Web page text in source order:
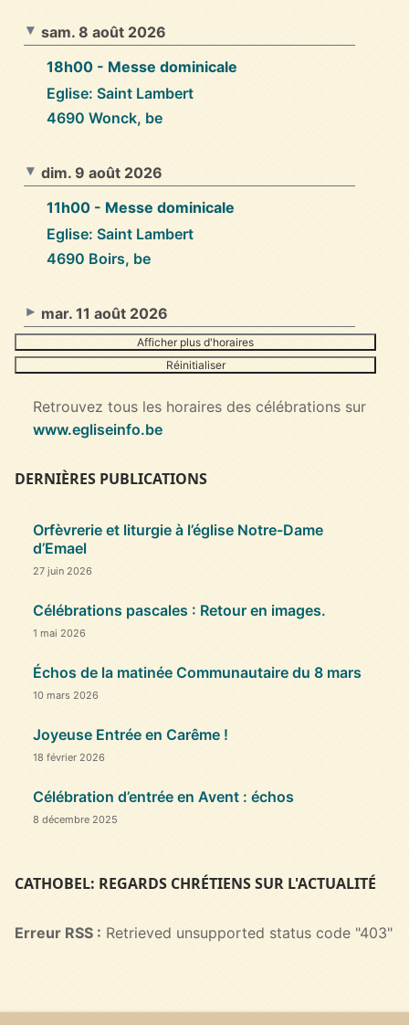
sam. 8 août 2026
18h00 - Messe dominicale
Eglise: Saint Lambert
4690 Wonck, be
dim. 9 août 2026
11h00 - Messe dominicale
Eglise: Saint Lambert
4690 Boirs, be
mar. 11 août 2026
Afficher plus d'horaires
Réinitialiser
Retrouvez tous les horaires des célébrations sur
www.egliseinfo.be
DERNIÈRES PUBLICATIONS
Orfèvrerie et liturgie à l’église Notre-Dame
d’Emael
27 juin 2026
Célébrations pascales : Retour en images.
1 mai 2026
Échos de la matinée Communautaire du 8 mars
10 mars 2026
Joyeuse Entrée en Carême !
18 février 2026
Célébration d’entrée en Avent : échos
8 décembre 2025
CATHOBEL: REGARDS CHRÉTIENS SUR L'ACTUALITÉ
Erreur RSS : Retrieved unsupported status code "403"